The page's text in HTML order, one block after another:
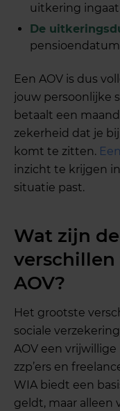
uitkering ingaat
De
pensioendatum
Een AOV is dus
jouw persoonlijke
betaalt een
zekerheid dat je
komt te zitten.
inzicht te krijgen
situatie past.
Wat zijn
verschillen
AOV?
Het grootste
sociale
AOV een
zzp’ers en
WIA biedt een
geldt, maar alleen